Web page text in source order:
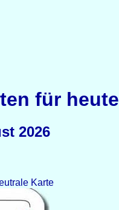
für heute
2026
Karte